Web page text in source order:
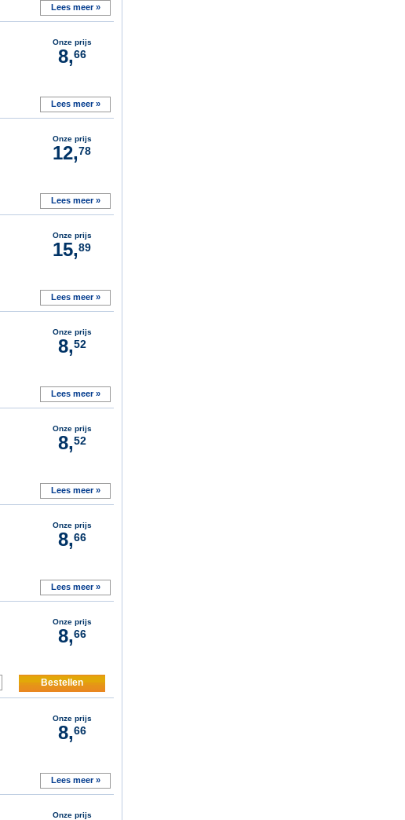
Lees meer »
Onze prijs
8,66
Lees meer »
Onze prijs
12,78
Lees meer »
Onze prijs
15,89
Lees meer »
Onze prijs
8,52
Lees meer »
Onze prijs
8,52
Lees meer »
Onze prijs
8,66
Lees meer »
Onze prijs
8,66
Bestellen
Onze prijs
8,66
Lees meer »
Onze prijs